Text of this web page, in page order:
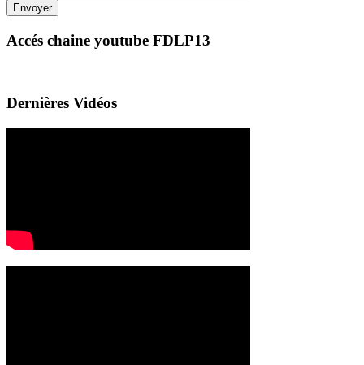
Envoyer
Accés chaine youtube FDLP13
Dernières Vidéos